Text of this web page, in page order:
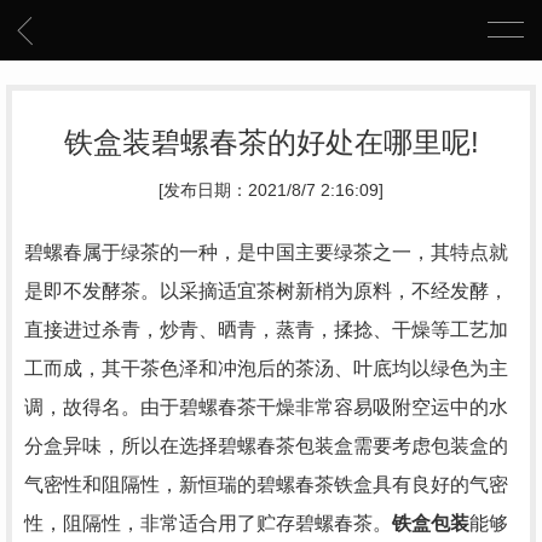
铁盒装碧螺春茶的好处在哪里呢!
[发布日期：2021/8/7 2:16:09]
碧螺春属于绿茶的一种，是中国主要绿茶之一，其特点就
是即不发酵茶。以采摘适宜茶树新梢为原料，不经发酵，
直接进过杀青，炒青、晒青，蒸青，揉捻、干燥等工艺加
工而成，其干茶色泽和冲泡后的茶汤、叶底均以绿色为主
调，故得名。由于碧螺春茶干燥非常容易吸附空运中的水
分盒异味，所以在选择碧螺春茶包装盒需要考虑包装盒的
气密性和阻隔性，新恒瑞的碧螺春茶铁盒具有良好的气密
性，阻隔性，非常适合用了贮存碧螺春茶。 铁盒包装能够